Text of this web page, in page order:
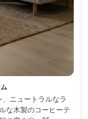
ニュートラルなラ
な木製のコーヒーテ